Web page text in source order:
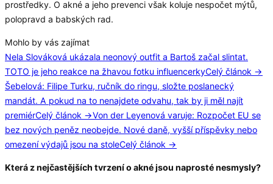
prostředky. O akné a jeho prevenci však koluje nespočet mýtů,
polopravd a babských rad.
Mohlo by vás zajímat
Nela Slováková ukázala neonový outfit a Bartoš začal slintat.
TOTO je jeho reakce na žhavou fotku influencerkyCelý článok →
Šebelová: Filipe Turku, ručník do ringu, složte poslanecký
mandát. A pokud na to nenajdete odvahu, tak by ji měl najít
premiérCelý článok →Von der Leyenová varuje: Rozpočet EU se
bez nových peněz neobejde. Nové daně, vyšší příspěvky nebo
omezení výdajů jsou na stoleCelý článok →
Která z nejčastějších tvrzení o akné jsou naprosté nesmysly?